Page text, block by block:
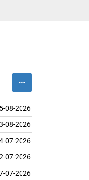
08-2026
08-2026
07-2026
07-2026
07-2026